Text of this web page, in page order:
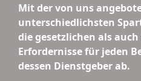
Mit der von uns
unterschiedlichsten
die gesetzlichen als
Erfordernisse für jeden
dessen Dienstgeber ab.